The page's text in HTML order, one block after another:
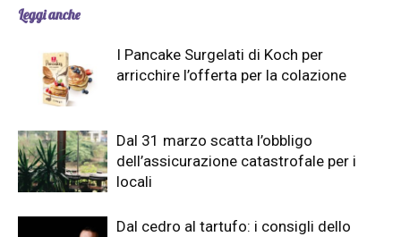
Leggi anche
I Pancake Surgelati di Koch per
arricchire l’offerta per la colazione
Dal 31 marzo scatta l’obbligo
dell’assicurazione catastrofale per i
locali
Dal cedro al tartufo: i consigli dello